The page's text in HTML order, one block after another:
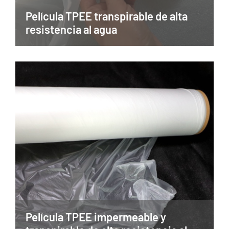
Película TPEE transpirable de alta
resistencia al agua
Película TPEE impermeable y